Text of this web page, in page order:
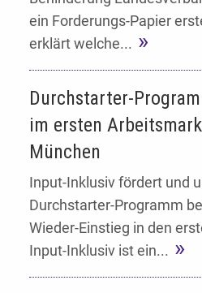
ein Forderungs-Papier
erklärt welche...
Durchstarter-
im ersten
München
Input-Inklusiv fördert und
Durchstarter-Programm
Wieder-Einstieg in den
Input-Inklusiv ist ein...